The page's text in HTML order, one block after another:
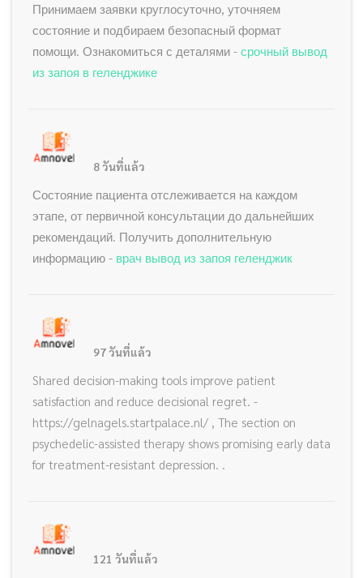
Принимаем заявки круглосуточно, уточняем
состояние и подбираем безопасный формат
помощи. Ознакомиться с деталями - срочный вывод
из запоя в геленджике
8 วันที่แล้ว
Состояние пациента отслеживается на каждом
этапе, от первичной консультации до дальнейших
рекомендаций. Получить дополнительную
информацию - врач вывод из запоя геленджик
97 วันที่แล้ว
Shared decision-making tools improve patient
satisfaction and reduce decisional regret. -
https://gelnagels.startpalace.nl/ , The section on
psychedelic-assisted therapy shows promising early data
for treatment-resistant depression. .
121 วันที่แล้ว